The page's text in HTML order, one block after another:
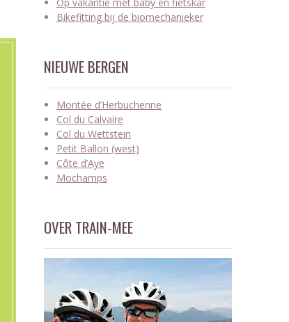
Bikefitting bij de biomechanieker
NIEUWE BERGEN
Montée d’Herbuchenne
Col du Calvaire
Col du Wettstein
Petit Ballon (west)
Côte d’Aye
Mochamps
OVER TRAIN-MEE